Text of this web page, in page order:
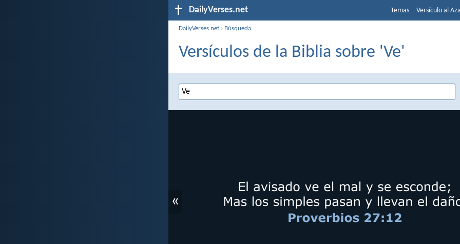
DailyVerses.net Temas Versículo al
DailyVerses.net › Búsqueda
Versículos de la Biblia sobre 'Ve'
«